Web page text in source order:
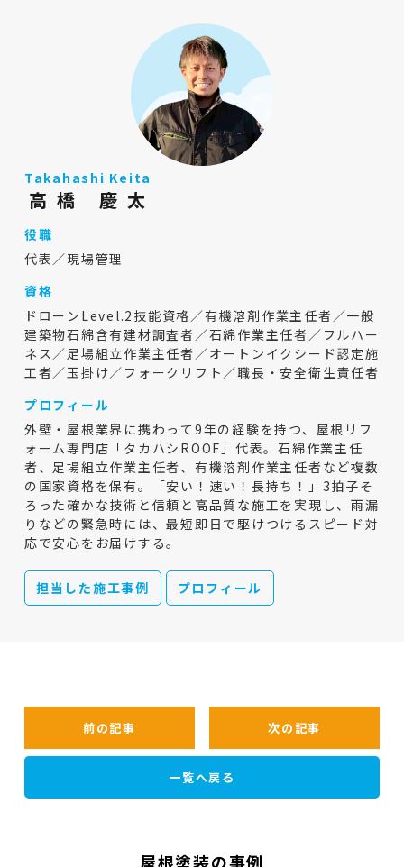
高橋 慶太
Takahashi Keita
役職
代表／現場管理
資格
ドローンLevel.2技能資格／有機溶剤作業主任者／一般
建築物石綿含有建材調査者／石綿作業主任者／フルハー
ネス／足場組立作業主任者／オートンイクシード認定施
工者／玉掛け／フォークリフト／職長・安全衛生責任者
プロフィール
外壁・屋根業界に携わって9年の経験を持つ、屋根リフ
ォーム専門店「タカハシROOF」代表。石綿作業主任
者、足場組立作業主任者、有機溶剤作業主任者など複数
の国家資格を保有。「安い！速い！長持ち！」3拍子そ
ろった確かな技術と信頼と高品質な施工を実現し、雨漏
りなどの緊急時には、最短即日で駆けつけるスピード対
応で安心をお届けする。
担当した施工事例 プロフィール
前の記事 次の記事
一覧へ戻る
屋根塗装の事例